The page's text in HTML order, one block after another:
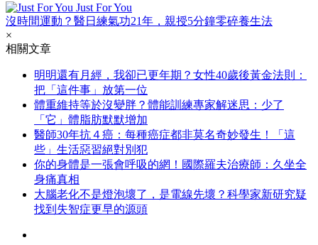
Just For You
沒時間運動？醫日練氣功21年，親授5分鐘零碎養生法
×
相關文章
明明還有月經，我卻已更年期？女性40歲後黃金法則：
把「這件事」放第一位
體重維持等於沒變胖？體能訓練專家解迷思：少了
「它」體脂肪默默增加
醫師30年抗４癌：每種癌症都非莫名奇妙發生！「這
些」生活惡習絕對別犯
你的身體是一張會呼吸的網！國際羅夫治療師：久坐全
身痛真相
大腦老化不是燈泡壞了，是電線先壞？科學家新研究疑
找到失智症更早的源頭